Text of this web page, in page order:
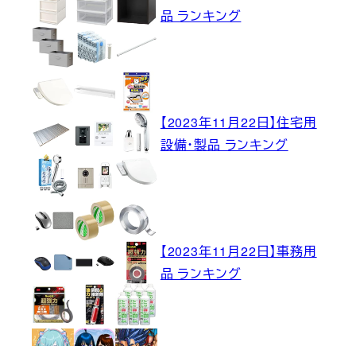
品 ランキング
【2023年11月22日】住宅用
設備・製品 ランキング
【2023年11月22日】事務用
品 ランキング